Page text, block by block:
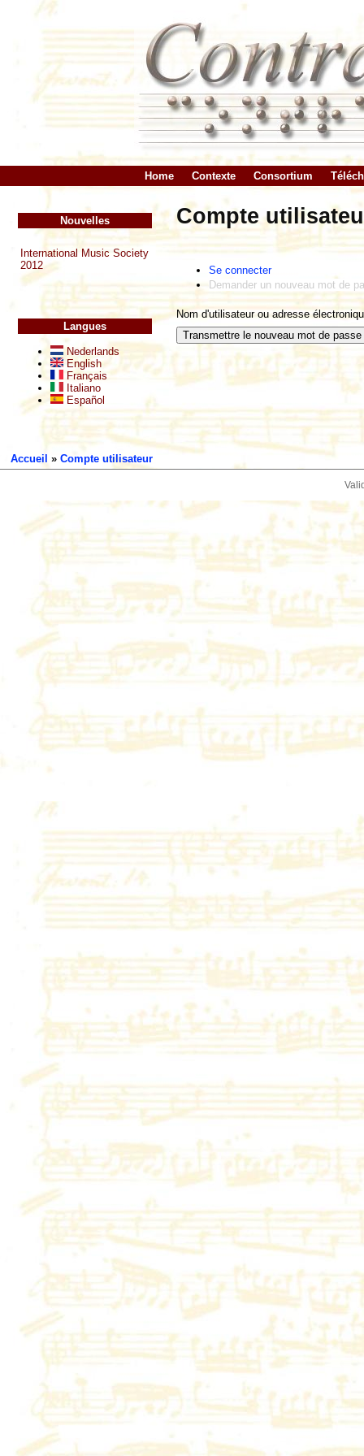
Home Contexte Consortium
Nouvelles
International Music Society
2012
Langues
Nederlands
English
Français
Italiano
Español
Compte
Se connecter
Demander un nouveau mot de
Nom d'utilisateur ou adresse
Accueil »Compte utilisateur